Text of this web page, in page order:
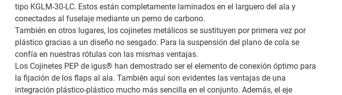
tipo KGLM-30-LC. Estos están completamente laminados en el larguero del ala y
conectados al fuselaje mediante un perno de carbono.
También en otros lugares, los cojinetes metálicos se sustituyen por primera vez por
plástico gracias a un diseño no sesgado. Para la suspensión del plano de cola se
confía en nuestras rótulas con las mismas ventajas.
Los Cojinetes PEP de igus® han demostrado ser el elemento de conexión óptimo para
la fijación de los flaps al ala. También aquí son evidentes las ventajas de una
integración plástico-plástico mucho más sencilla en el conjunto. Además, el eje